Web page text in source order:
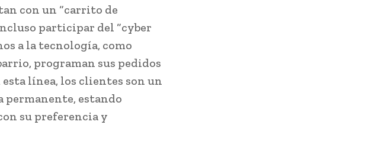
con un “carrito de
participar del “cyber
a la tecnología, como
programan sus pedidos
línea, los clientes son un
permanente, estando
su preferencia y